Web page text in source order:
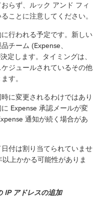
らず、ルック アンド フィ
ことに注意してください。
行われる予定です。新しい
チーム (Expense、
定します。タイミングは、
ジュールされているその他
す。
に変更されるわけではあり
Expense 承認メールが変
通知が続く場合があ
付は割り当てられていませ
上かかる可能性がありま
IP アドレスの追加